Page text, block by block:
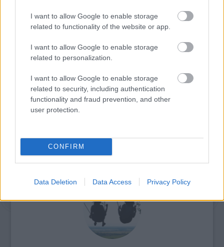
I want to allow Google to enable storage
related to functionality of the website or app.
I want to allow Google to enable storage
related to personalization.
I want to allow Google to enable storage
related to security, including authentication
functionality and fraud prevention, and other
user protection.
CONFIRM
Data Deletion Data Access Privacy Policy
BETEG GYERMEKEKÉRT
ELSTARTOLT A MŰVÉSZETEK VÖLGYE